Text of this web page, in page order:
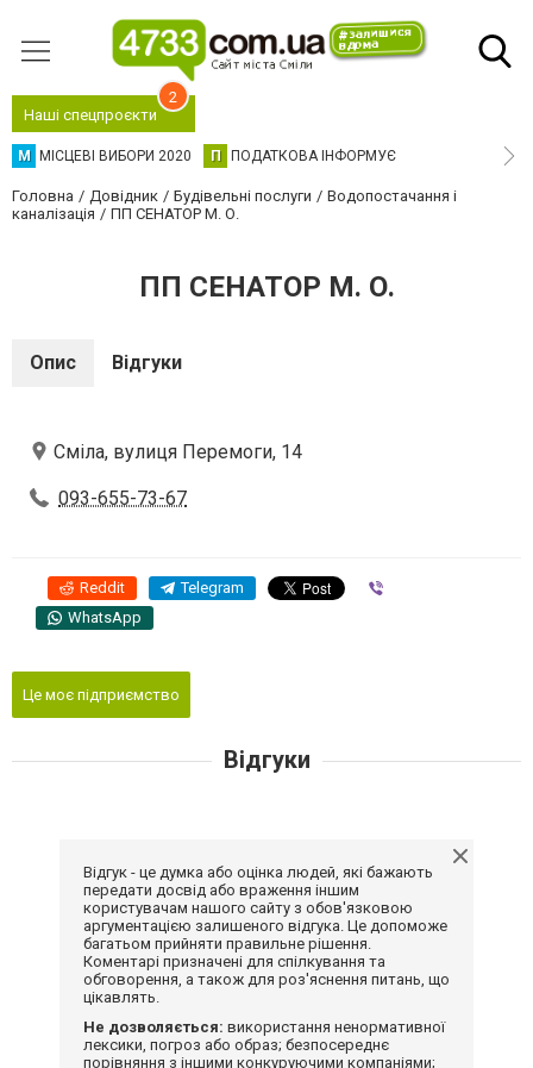
Наші спецпроєкти
2
М МІСЦЕВІ ВИБОРИ 2020 П ПОДАТКОВА ІНФОРМУЄ
Головна Довідник Будівельні послуги
Водопостачання і
каналізація
ПП СЕНАТОР М. О.
ПП СЕНАТОР М. О.
Опис Відгуки
Сміла, вулиця Перемоги, 14
093-655-73-67
Reddit Telegram
WhatsApp
Це моє підприємство
Відгуки
Відгук - це думка або оцінка людей, які бажають
передати досвід або враження іншим
користувачам нашого сайту з обов'язковою
аргументацією залишеного відгука. Це допоможе
багатьом прийняти правильне рішення.
Коментарі призначені для спілкування та
обговорення, а також для роз'яснення питань, що
цікавлять.
Не дозволяється: використання ненормативної
лексики, погроз або образ; безпосереднє
порівняння з іншими конкуруючими компаніями;